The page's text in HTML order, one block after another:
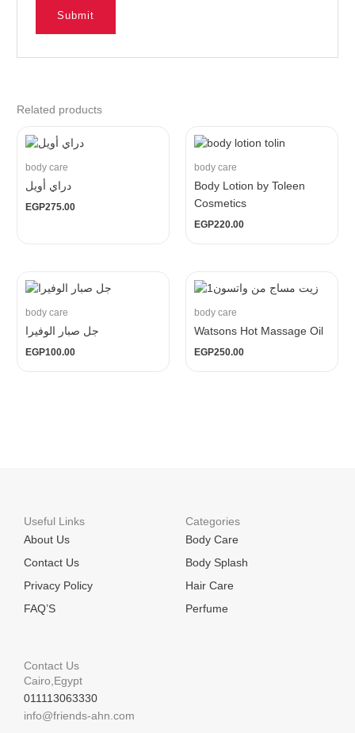
Related products
body care
دراي أويل
EGP275.00
body care
Body Lotion by Toleen
Cosmetics
EGP220.00
body care
جل صبار الوفيرا
EGP100.00
body care
Watsons Hot Massage Oil
EGP250.00
Useful Links
About Us
Contact Us
Privacy Policy
FAQ’S
Categories
Body Care
Body Splash
Hair Care
Perfume
Contact Us
Cairo,Egypt
011113063330
info@friends-ahn.com